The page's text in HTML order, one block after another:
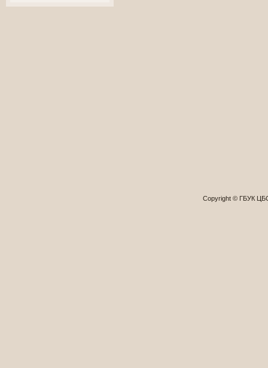
Copyright © ГБУК